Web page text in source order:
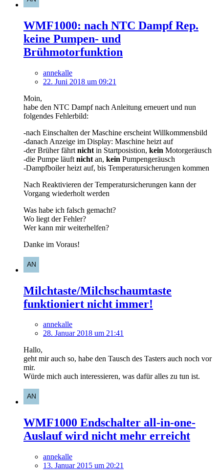
WMF1000: nach NTC Dampf Rep.
keine Pumpen- und
Brühmotorfunktion
annekalle
22. Juni 2018 um 09:21
Moin,
habe den NTC Dampf nach Anleitung erneuert und nun
folgendes Fehlerbild:
-nach Einschalten der Maschine erscheint Willkommensbild
-danach Anzeige im Display: Maschine heizt auf
-der Brüher fährt nicht in Startposistion, kein Motorgeräusch
-die Pumpe läuft nicht an, kein Pumpengeräusch
-Dampfboiler heizt auf, bis Temperatursicherungen kommen
Nach Reaktivieren der Temperatursicherungen kann der
Vorgang wiederholt werden
Was habe ich falsch gemacht?
Wo liegt der Fehler?
Wer kann mir weiterhelfen?
Danke im Voraus!
Milchtaste/Milchschaumtaste
funktioniert nicht immer!
annekalle
28. Januar 2018 um 21:41
Hallo,
geht mir auch so, habe den Tausch des Tasters auch noch vor
mir.
Würde mich auch interessieren, was dafür alles zu tun ist.
WMF1000 Endschalter all-in-one-
Auslauf wird nicht mehr erreicht
annekalle
13. Januar 2015 um 20:21